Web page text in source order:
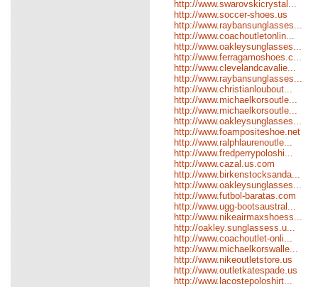
http://www.swarovskicrystal...
http://www.soccer-shoes.us
http://www.raybansunglasses...
http://www.coachoutletonlin...
http://www.oakleysunglasses...
http://www.ferragamoshoes.c...
http://www.clevelandcavalie...
http://www.raybansunglasses...
http://www.christianloubout...
http://www.michaelkorsoutle...
http://www.michaelkorsoutle...
http://www.oakleysunglasses...
http://www.foampositeshoe.net
http://www.ralphlaurenoutle...
http://www.fredperrypoloshi...
http://www.cazal.us.com
http://www.birkenstocksanda...
http://www.oakleysunglasses...
http://www.futbol-baratas.com
http://www.ugg-bootsaustral...
http://www.nikeairmaxshoess...
http://oakley.sunglassess.u...
http://www.coachoutlet-onli...
http://www.michaelkorswalle...
http://www.nikeoutletstore.us
http://www.outletkatespade.us
http://www.lacostepoloshirt...